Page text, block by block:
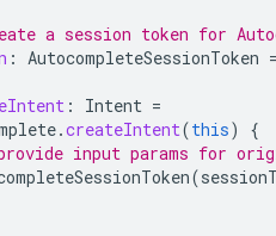
a session token for
: AutocompleteSessionToken =
: Intent =
.createIntent(this)
{
input params for
(